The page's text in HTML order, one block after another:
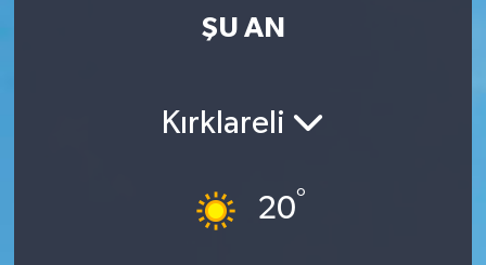
ŞU AN
Kırklareli
20°
Son Dakika Haberleri